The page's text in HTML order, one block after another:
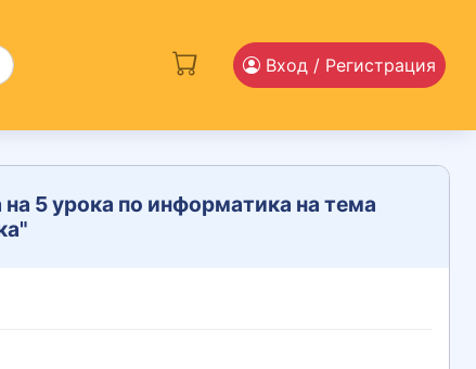
Вход / Регистрация
5 урока по информатика на тема